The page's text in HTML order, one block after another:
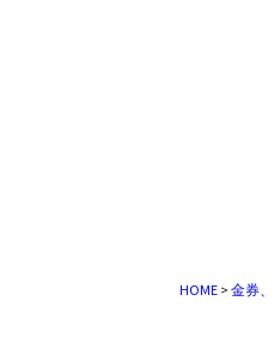
HOME >金券